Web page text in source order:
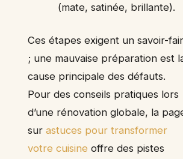
(mate, satinée, brillante).
Ces étapes exigent un savoir-
; une mauvaise préparation est
cause principale des défauts.
Pour des conseils pratiques lors
d’une rénovation globale, la
sur astuces pour transformer
votre cuisine offre des pistes